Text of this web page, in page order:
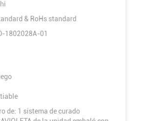
& RoHs standard
1802028A-01
de: 1 sistema de curado